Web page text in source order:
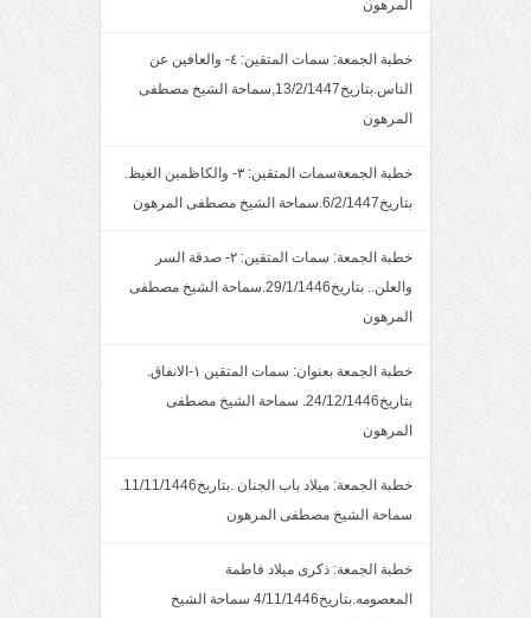
المرهون
خطبة الجمعة: سمات المتقين: ٤- والعافين عن
الناس.بتاريخ13/2/1447,سماحة الشيخ مصطفى
المرهون
خطبة الجمعةسمات المتقين: ٣- والكاظمين الغيظ.
بتاريخ6/2/1447.سماحة الشيخ مصطفى المرهون
خطبة الجمعة: سمات المتقين: ٢- صدقة السر
والعلن.. بتاريخ29/1/1446.سماحة الشيخ مصطفى
المرهون
خطبة الجمعة بعنوان: سمات المتقين ١-الانفاق.
بتاريخ24/12/1446. سماحة الشيخ مصطفى
المرهون
خطبة الجمعة: ميلاد باب الجنان .بتاريخ11/11/1446.
سماحة الشيخ مصطفى المرهون
خطبة الجمعة: ذكرى ميلاد فاطمة
المعصومه.بتاريخ4/11/1446 سماحة الشيخ